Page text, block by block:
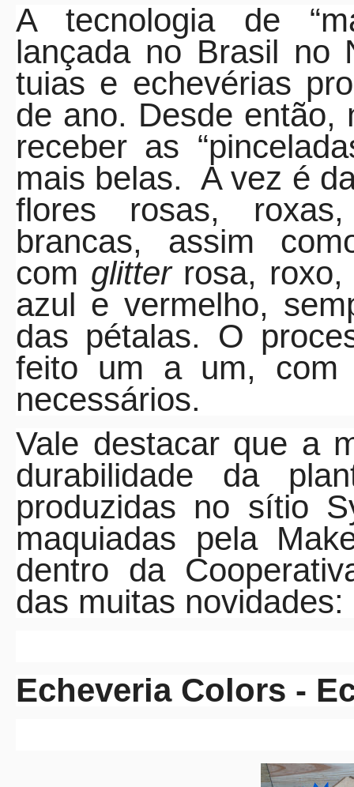
A tecnologia de
lançada no Brasil no
tuias e echevérias
de ano. Desde então,
receber as
mais belas. A vez é
flores rosas,
brancas, assim
com glitterrosa, roxo,
azul e vermelho,
das pétalas. O
feito um a um, com
necessários.
Vale destacar que a
durabilidade da
produzidas no sítio
maquiadas pela
dentro da
das muitas novidades:
Echeveria Colors -